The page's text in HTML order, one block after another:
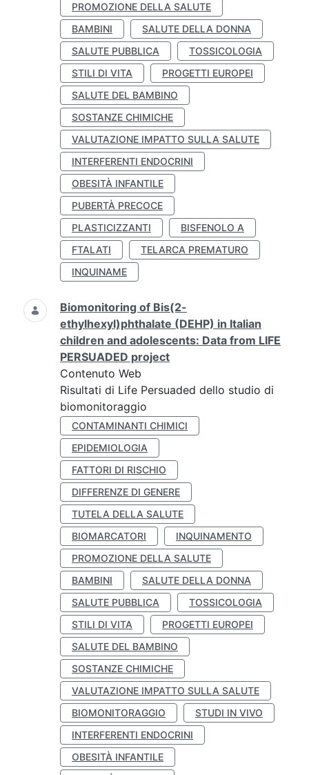
PROMOZIONE DELLA SALUTE
BAMBINI
SALUTE DELLA DONNA
SALUTE PUBBLICA
TOSSICOLOGIA
STILI DI VITA
PROGETTI EUROPEI
SALUTE DEL BAMBINO
SOSTANZE CHIMICHE
VALUTAZIONE IMPATTO SULLA SALUTE
INTERFERENTI ENDOCRINI
OBESITÀ INFANTILE
PUBERTÀ PRECOCE
PLASTICIZZANTI
BISFENOLO A
FTALATI
TELARCA PREMATURO
INQUINAME
Biomonitoring of Bis(2-
ethylhexyl)phthalate (DEHP) in Italian
children and adolescents: Data from LIFE
PERSUADED project
Contenuto Web
Risultati di Life Persuaded dello studio di
biomonitoraggio
CONTAMINANTI CHIMICI
EPIDEMIOLOGIA
FATTORI DI RISCHIO
DIFFERENZE DI GENERE
TUTELA DELLA SALUTE
BIOMARCATORI
INQUINAMENTO
PROMOZIONE DELLA SALUTE
BAMBINI
SALUTE DELLA DONNA
SALUTE PUBBLICA
TOSSICOLOGIA
STILI DI VITA
PROGETTI EUROPEI
SALUTE DEL BAMBINO
SOSTANZE CHIMICHE
VALUTAZIONE IMPATTO SULLA SALUTE
BIOMONITORAGGIO
STUDI IN VIVO
INTERFERENTI ENDOCRINI
OBESITÀ INFANTILE